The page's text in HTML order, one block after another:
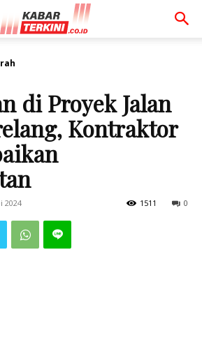
di Proyek Jalan
Kontraktor
2024 0
1511